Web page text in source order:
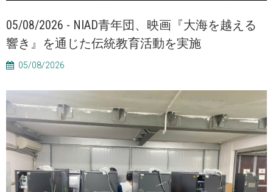
05/08/2026 - NIAD青年団、映画『大海を越える
響き』を通じた伝統教育活動を実施
05/08/2026